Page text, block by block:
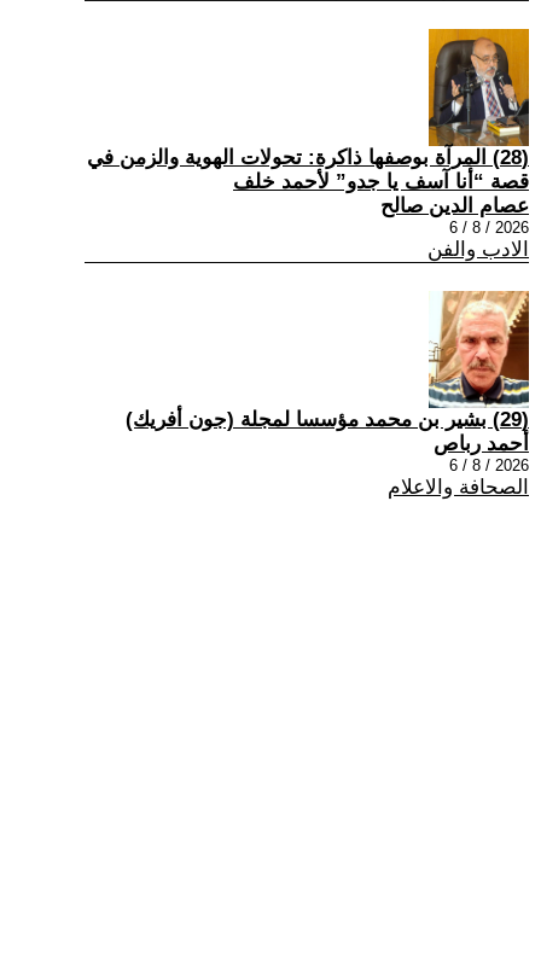
(28) المرآة بوصفها ذاكرة: تحولات الهوية والزمن في
قصة “أنا آسف يا جدو” لأحمد خلف
عصام الدين صالح
2026 / 8 / 6
الادب والفن
(29) بشير بن محمد مؤسسا لمجلة (جون أفريك)
أحمد رباص
2026 / 8 / 6
الصحافة والاعلام